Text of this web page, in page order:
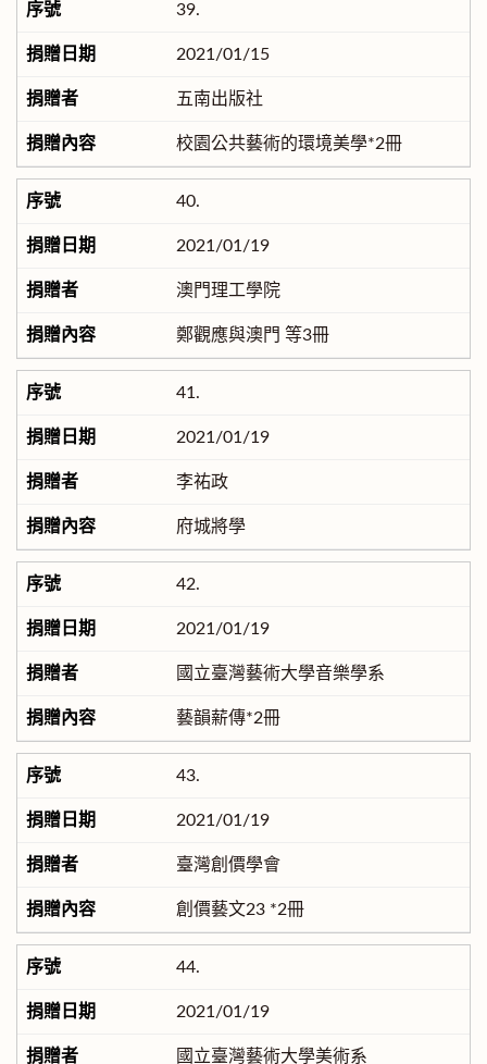
39.
2021/01/15
五南出版社
校園公共藝術的環境美學*2冊
40.
2021/01/19
澳門理工學院
鄭觀應與澳門 等3冊
41.
2021/01/19
李祐政
府城將學
42.
2021/01/19
國立臺灣藝術大學音樂學系
藝韻薪傳*2冊
43.
2021/01/19
臺灣創價學會
創價藝文23 *2冊
44.
2021/01/19
國立臺灣藝術大學美術系